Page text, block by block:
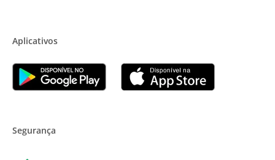
Aplicativos
Segurança